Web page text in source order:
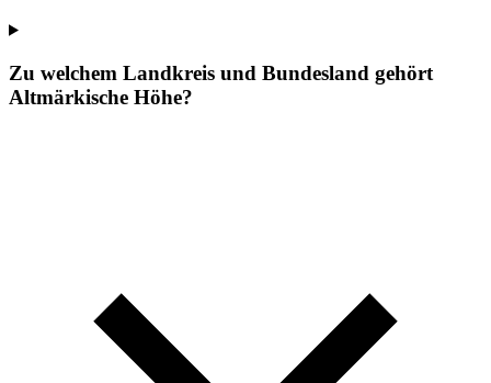
Zu welchem Landkreis und Bundesland gehört
Altmärkische Höhe?